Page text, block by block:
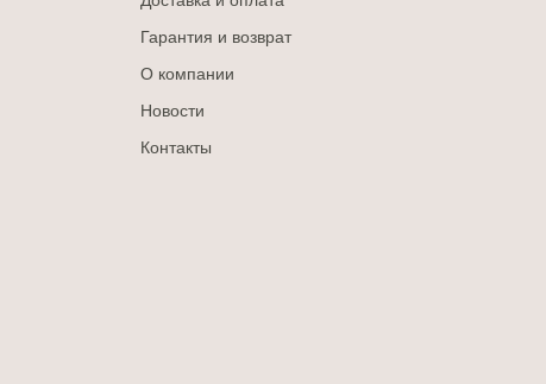
Гарантия и возврат
О компании
Новости
Контакты